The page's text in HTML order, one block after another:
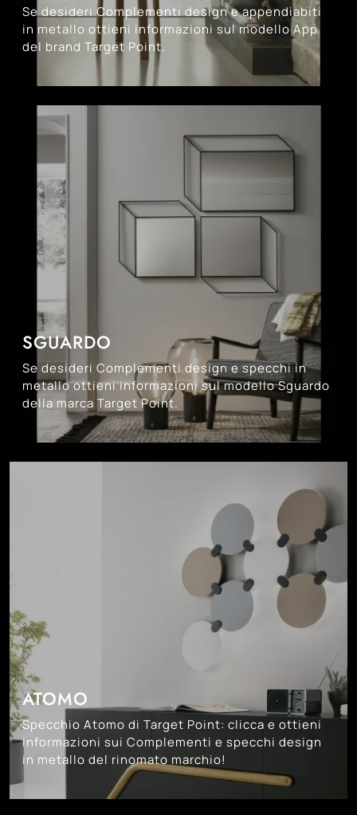
Se desideri Complementi design e appendiabiti
in metallo ottieni informazioni sul modello App
del brand Target Point.
SGUARDO
Se desideri Complementi design e specchi in
metallo ottieni informazioni sul modello Sguardo
della marca Target Point.
ATOMO
Specchio Atomo di Target Point: clicca e ottieni
informazioni sui Complementi e specchi design
in metallo del rinomato marchio!